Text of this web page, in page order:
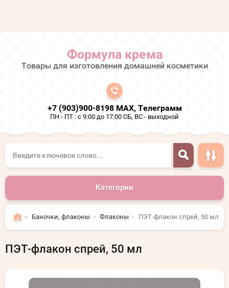
Формула крема
Товары для изготовления домашней косметики
+7 (903)900-8198 МАХ, Телеграмм
ПН - ПТ : с 9:00 до 17:00 СБ, ВС - выходной
Категории
Баночки, флаконы Флаконы ПЭТ-флакон спрей, 50 мл
ПЭТ-флакон спрей, 50 мл